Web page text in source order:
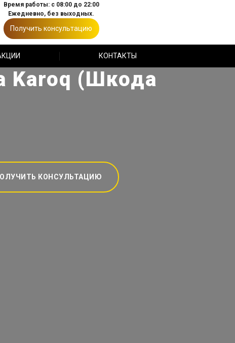
Время работы: с 08:00 до 22:00
Ежедневно, без выходных.
Получить консультацию
КОНТАКТЫ
Karoq (Шкода
КОНСУЛЬТАЦИЮ